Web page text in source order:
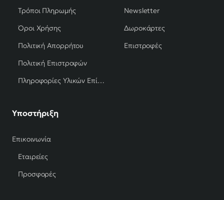
Τρόποι Πληρωμής
Όροι Χρήσης
Πολιτική Απορρήτου
Πολιτική Επιστροφών
Πληροφορίες Υλικών Επίπλων
Newsletter
Δωροκάρτες
Επιστροφές
Υποστήριξη
Επικοινωνία
Εταιρείες
Προσφορές